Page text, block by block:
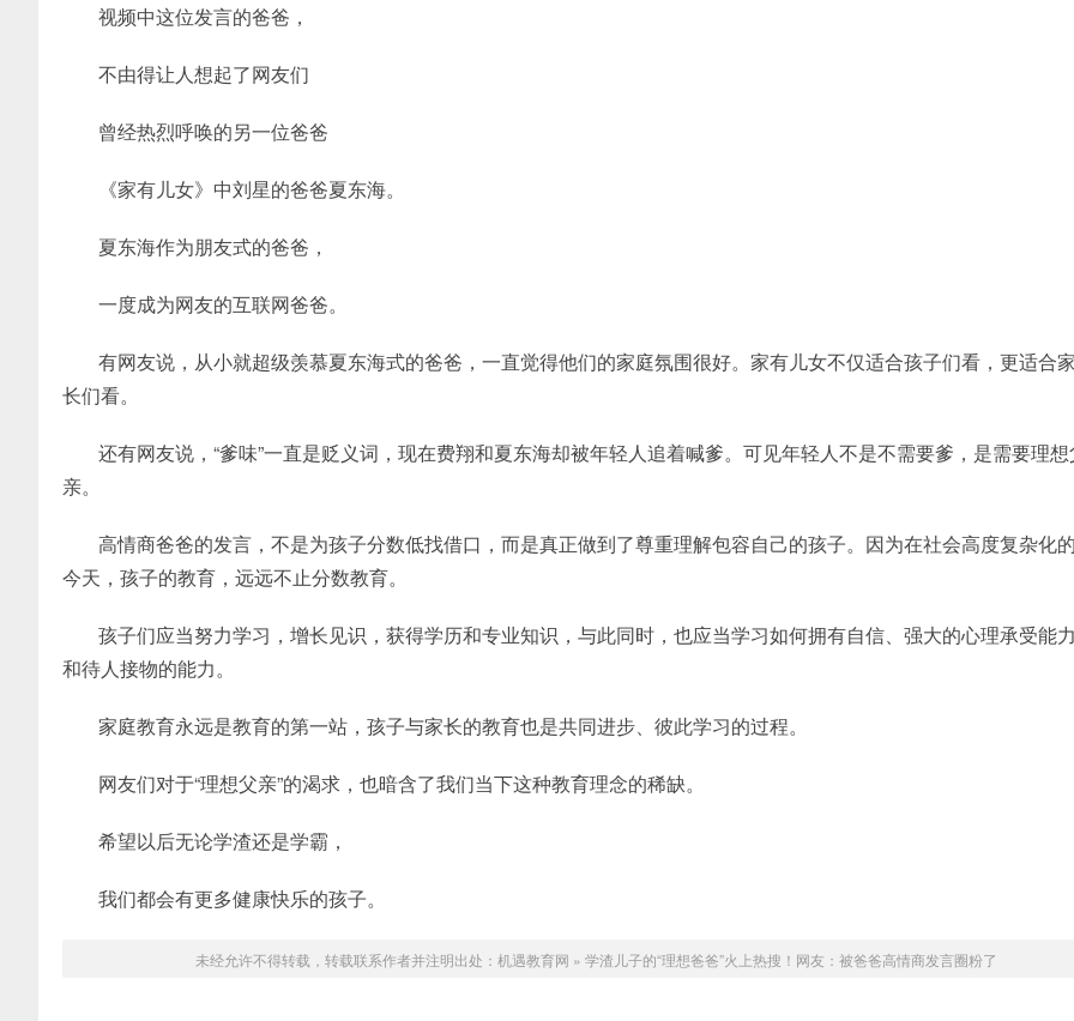
视频中这位发言的爸爸，
不由得让人想起了网友们
曾经热烈呼唤的另一位爸爸
《家有儿女》中刘星的爸爸夏东海。
夏东海作为朋友式的爸爸，
一度成为网友的互联网爸爸。
有网友说，从小就超级羡慕夏东海式的爸爸，一直觉得他们的家庭氛围很好。家有儿女不仅适合孩子们看，更适合
长们看。
还有网友说，“爹味”一直是贬义词，现在费翔和夏东海却被年轻人追着喊爹。可见年轻人不是不需要爹，是需要理
亲。
高情商爸爸的发言，不是为孩子分数低找借口，而是真正做到了尊重理解包容自己的孩子。因为在社会高度复杂化
今天，孩子的教育，远远不止分数教育。
孩子们应当努力学习，增长见识，获得学历和专业知识，与此同时，也应当学习如何拥有自信、强大的心理承受能
和待人接物的能力。
家庭教育永远是教育的第一站，孩子与家长的教育也是共同进步、彼此学习的过程。
网友们对于“理想父亲”的渴求，也暗含了我们当下这种教育理念的稀缺。
希望以后无论学渣还是学霸，
我们都会有更多健康快乐的孩子。
未经允许不得转载，转载联系作者并注明出处： 机遇教育网 » 学渣儿子的“理想爸爸”火上热搜！网友：被爸爸高情商发言圈粉了